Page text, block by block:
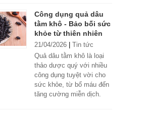
Công dụng quả dâu
tằm khô - Bảo bối sức
khỏe từ thiên nhiên
21/04/2026
Tin tức
Quả dâu tằm khô là loại
thảo dược quý với nhiều
công dụng tuyệt vời cho
sức khỏe, từ bổ máu đến
tăng cường miễn dịch.